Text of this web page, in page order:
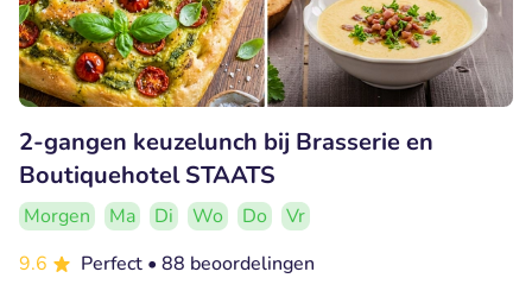
2-gangen keuzelunch bij Brasserie en
Boutiquehotel STAATS
Morgen Ma Di Wo Do
Vr
9.6
Perfect • 88 beoordelingen